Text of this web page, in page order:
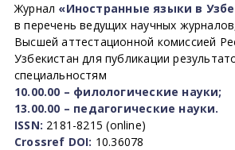
Журнал «Иностранные языки в
в перечень ведущих научных
Высшей аттестационной комиссией
Узбекистан для публикации
специальностям
10.00.00 – филологические науки;
13.00.00 – педагогические науки.
ISSN: 2181-8215 (online)
Crossref DOI: 10.36078